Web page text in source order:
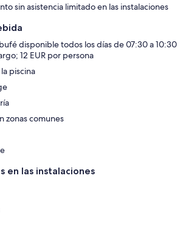
sin asistencia limitado en las instalaciones
disponible todos los días de 07:30 a 10:30
12 EUR por persona
piscina
zonas comunes
en las instalaciones